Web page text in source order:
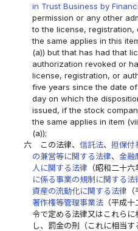
in Trust Business by
permission or any other
to the license,
the same applies in this
(a)) but that has had that
authorization revoked or
license, registration, or
five years since the date
day on which the
issued, if the stock
the same applies in item
(a));
六
この法律、 信託法、 担保付
の兼営等に関する法律、 金融
人に関する法律 （昭和二十
に係る事業の規制に関する法
資産の流動化に関する法律
著作権等管理事業法（平成十
令で定める法律又はこれら
し、罰金の刑（これに相当す